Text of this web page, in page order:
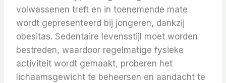
volwassenen treft en in toenemende mate
wordt gepresenteerd bij jongeren, dankzij
obesitas. Sedentaire levensstijl moet worden
bestreden, waardoor regelmatige fysieke
activiteit wordt gemaakt, proberen het
lichaamsgewicht te beheersen en aandacht te